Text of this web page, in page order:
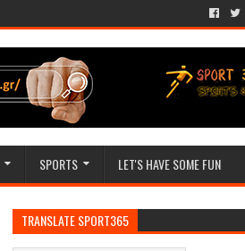
SPORTS LET'S HAVE SOME FUN
TRANSLATE SPORT365